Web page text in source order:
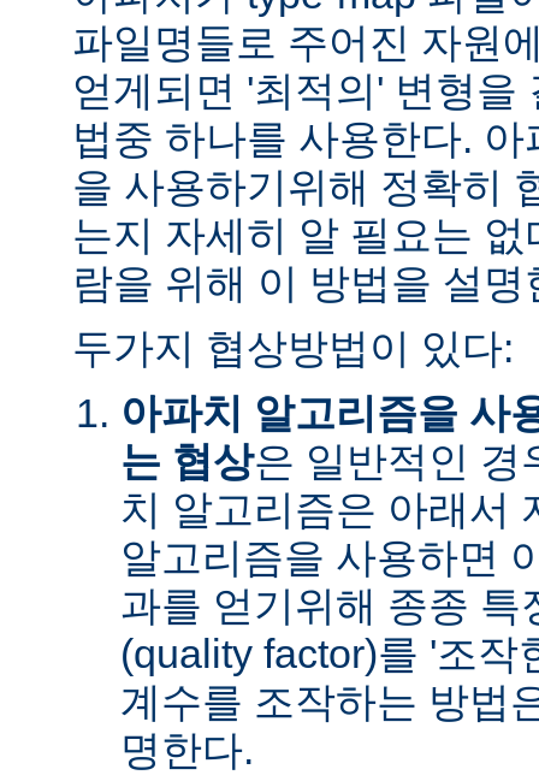
파일명들로 주어진 자원
얻게되면 '최적의' 변형을
법중 하나를 사용한다.
을 사용하기위해 정확히
는지 자세히 알 필요는
람을 위해 이 방법을 설명
두가지 협상방법이 있다:
아파치 알고리즘을 사
는 협상은 일반적인 경
치 알고리즘은 아래서
알고리즘을 사용하면
과를 얻기위해 종종 특
(quality factor)를 '조작
계수를 조작하는 방법
명한다.